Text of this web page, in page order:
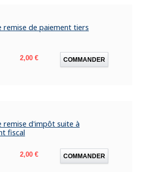
remise de paiement tiers
Prix
2,00 € COMMANDER
remise d'impôt suite à
fiscal
Prix
2,00 € COMMANDER